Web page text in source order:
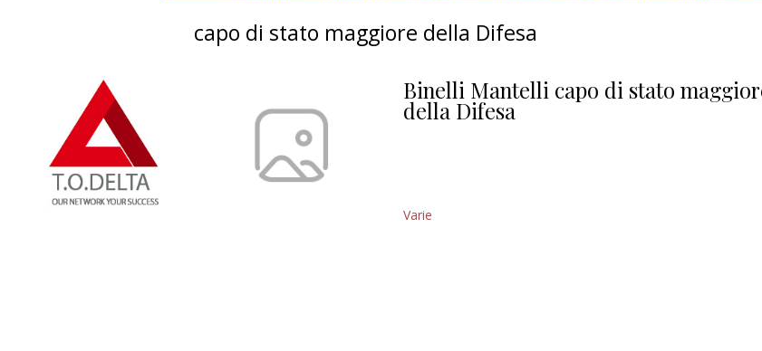
capo di stato maggiore della Difesa
Binelli Mantelli capo di stato
della Difesa
Varie